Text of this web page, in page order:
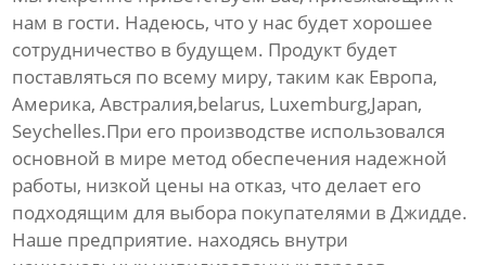
нам в гости. Надеюсь, что у нас будет хорошее
сотрудничество в будущем. Продукт будет
поставляться по всему миру, таким как Европа,
Америка, Австралия,belarus, Luxemburg,Japan,
Seychelles.При его производстве использовался
основной в мире метод обеспечения надежной
работы, низкой цены на отказ, что делает его
подходящим для выбора покупателями в Джидде.
Наше предприятие. находясь внутри